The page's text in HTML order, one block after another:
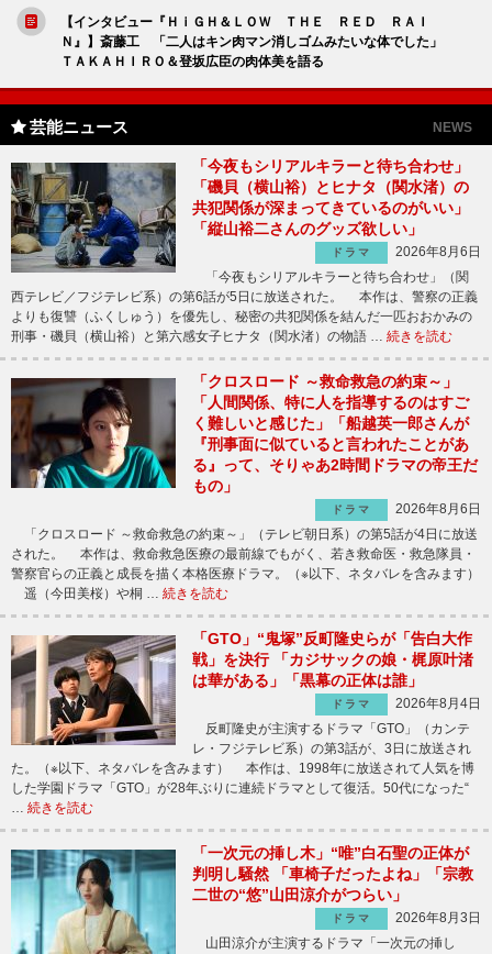
【インタビュー『ＨｉＧＨ＆ＬＯＷ ＴＨＥ ＲＥＤ ＲＡＩ
Ｎ』】斎藤工 「二人はキン肉マン消しゴムみたいな体でした」
ＴＡＫＡＨＩＲＯ＆登坂広臣の肉体美を語る
芸能ニュース NEWS
「今夜もシリアルキラーと待ち合わせ」
「磯貝（横山裕）とヒナタ（関水渚）の
共犯関係が深まってきているのがいい」
「縦山裕二さんのグッズ欲しい」
ドラマ
2026年8月6日
「今夜もシリアルキラーと待ち合わせ」（関
西テレビ／フジテレビ系）の第6話が5日に放送された。 本作は、警察の正義
よりも復讐（ふくしゅう）を優先し、秘密の共犯関係を結んだ一匹おおかみの
刑事・磯貝（横山裕）と第六感女子ヒナタ（関水渚）の物語 … 続きを読む
「クロスロード ～救命救急の約束～」
「人間関係、特に人を指導するのはすご
く難しいと感じた」「船越英一郎さんが
『刑事面に似ていると言われたことがあ
る』って、そりゃあ2時間ドラマの帝王だ
もの」
ドラマ
2026年8月6日
「クロスロード ～救命救急の約束～」（テレビ朝日系）の第5話が4日に放送
された。 本作は、救命救急医療の最前線でもがく、若き救命医・救急隊員・
警察官らの正義と成長を描く本格医療ドラマ。（※以下、ネタバレを含みます）
遥（今田美桜）や桐 … 続きを読む
「GTO」“鬼塚”反町隆史らが「告白大作
戦」を決行 「カジサックの娘・梶原叶渚
は華がある」「黒幕の正体は誰」
ドラマ
2026年8月4日
反町隆史が主演するドラマ「GTO」（カンテ
レ・フジテレビ系）の第3話が、3日に放送され
た。（※以下、ネタバレを含みます） 本作は、1998年に放送されて人気を博
した学園ドラマ「GTO」が28年ぶりに連続ドラマとして復活。50代になった“
… 続きを読む
「一次元の挿し木」“唯”白石聖の正体が
判明し騒然 「車椅子だったよね」「宗教
二世の“悠”山田涼介がつらい」
ドラマ
2026年8月3日
山田涼介が主演するドラマ「一次元の挿し